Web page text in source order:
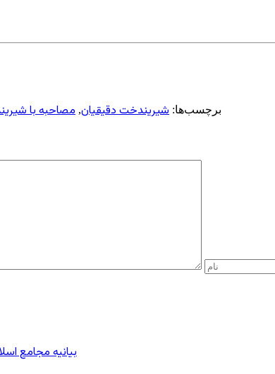
برچسب‌ها: شیریندخت دقیقیان, مصاحبه با
بیانیه مجامع